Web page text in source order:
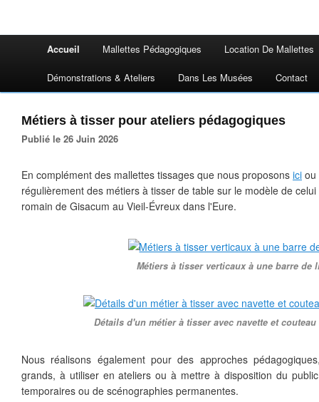
Accueil Mallettes Pédagogiques Location De Mallettes
Démonstrations & Ateliers Dans Les Musées Contact
Métiers à tisser pour ateliers pédagogiques
Publié le 26 Juin 2026
En complément des mallettes tissages que nous proposons ici ou
régulièrement des métiers à tisser de table sur le modèle de
romain de Gisacum au Vieil-Évreux dans l'Eure.
Métiers à tisser verticaux à une barre de
Détails d'un métier à tisser avec navette et
Nous réalisons également pour des approches
grands, à utiliser en ateliers ou à mettre à disposition du
temporaires ou de scénographies permanentes.